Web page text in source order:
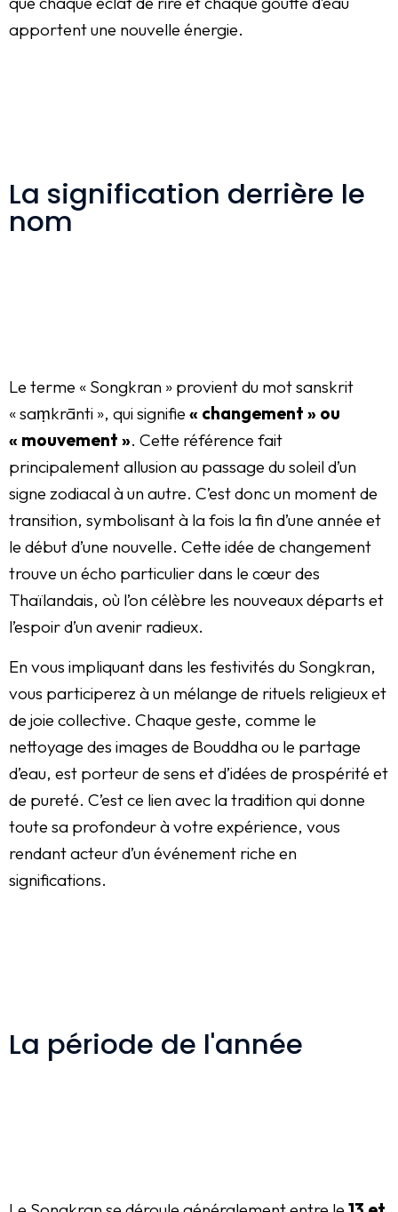
apportent une nouvelle énergie.
La signification derrière le
nom
Le terme « Songkran » provient du mot sanskrit
« saṃkrānti », qui signifie « changement » ou
« mouvement ». Cette référence fait
principalement allusion au passage du soleil d’un
signe zodiacal à un autre. C’est donc un moment de
transition, symbolisant à la fois la fin d’une année et
le début d’une nouvelle. Cette idée de changement
trouve un écho particulier dans le cœur des
Thaïlandais, où l’on célèbre les nouveaux départs et
l’espoir d’un avenir radieux.
En vous impliquant dans les festivités du Songkran,
vous participerez à un mélange de rituels religieux et
de joie collective. Chaque geste, comme le
nettoyage des images de Bouddha ou le partage
d’eau, est porteur de sens et d’idées de prospérité et
de pureté. C’est ce lien avec la tradition qui donne
toute sa profondeur à votre expérience, vous
rendant acteur d’un événement riche en
significations.
La période de l'année